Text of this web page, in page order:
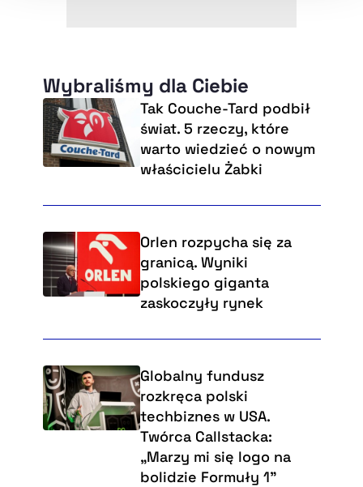
Wybraliśmy dla Ciebie
Tak Couche-Tard podbił
świat. 5 rzeczy, które
warto wiedzieć o nowym
właścicielu Żabki
Orlen rozpycha się za
granicą. Wyniki
polskiego giganta
zaskoczyły rynek
Globalny fundusz
rozkręca polski
techbiznes w USA.
Twórca Callstacka:
„Marzy mi się logo na
bolidzie Formuły 1”